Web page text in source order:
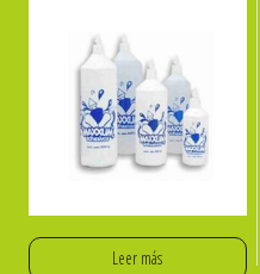
Leer más